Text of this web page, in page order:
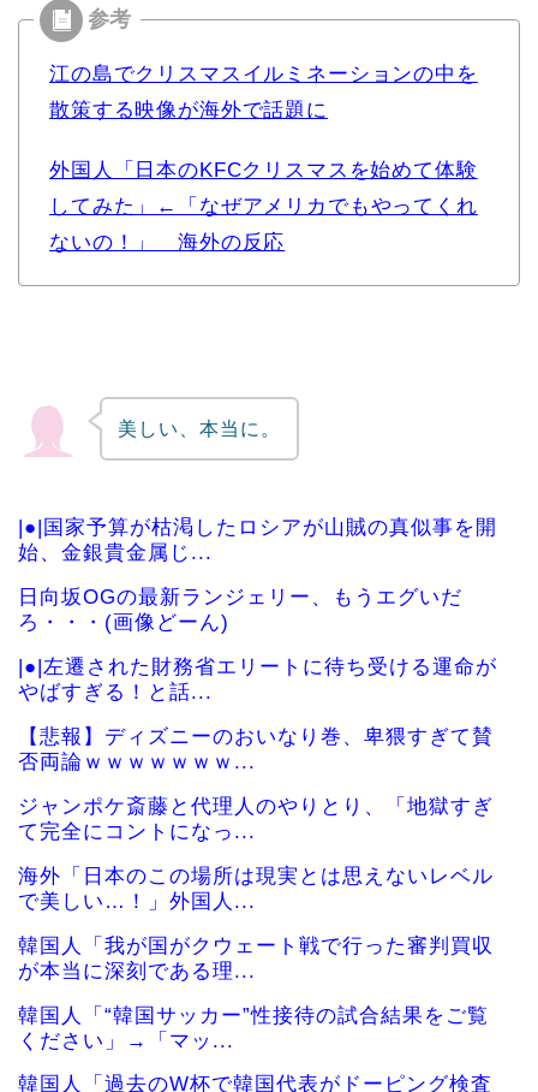
江の島でクリスマスイルミネーションの中を
散策する映像が海外で話題に
外国人「日本のKFCクリスマスを始めて体験
してみた」←「なぜアメリカでもやってくれ
ないの！」 海外の反応
美しい、本当に。
|●|国家予算が枯渇したロシアが山賊の真似事を開
始、金銀貴金属じ...
日向坂OGの最新ランジェリー、もうエグいだ
ろ・・・(画像どーん)
|●|左遷された財務省エリートに待ち受ける運命が
やばすぎる！と話...
【悲報】ディズニーのおいなり巻、卑猥すぎて賛
否両論ｗｗｗｗｗｗｗ...
ジャンポケ斎藤と代理人のやりとり、「地獄すぎ
て完全にコントになっ...
海外「日本のこの場所は現実とは思えないレベル
で美しい…！」外国人...
韓国人「我が国がクウェート戦で行った審判買収
が本当に深刻である理...
韓国人「“韓国サッカー”性接待の試合結果をご覧
ください」→「マッ...
韓国人「過去のW杯で韓国代表がドーピング検査